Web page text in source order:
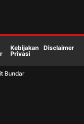
Kebijakan
Privasi
Disclaimer
Bundar